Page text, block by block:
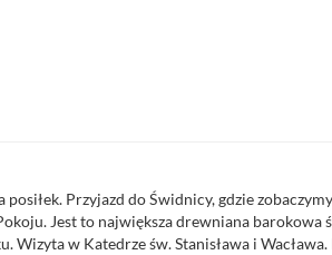
Przyjazd do Świdnicy, gdzie
Jest to największa drewniana barokowa
w Katedrze św. Stanisława i